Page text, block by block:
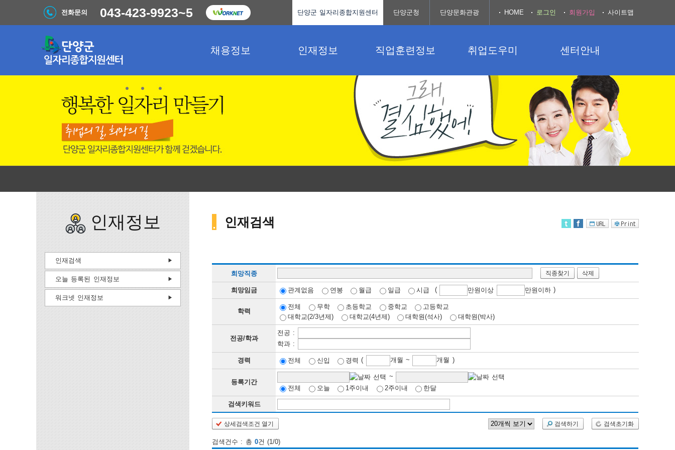
채용정보 인재정보 직업훈련정보 취업도우미 센터안내
전화문의 043-423-9923~5 단양군 일자리종합지원센터 단양군청 단양문화관광 HOME 로그인 회원가입 사이트맵
인재검색
희망직종 직종찾기 삭제
희망임금 관계없음 연봉 월급 일급 시급 ( 만원이상 만원이하 )
학력
전체 무학 초등학교 중학교
고등학교
대학교(2/3년제)
대학교(4년제) 대학원(석사) 대학원(박사)
전공/학과
전공 :
학과 :
경력 전체 신입 경력 ( 개월 ~ 개월 )
등록기간
~
전체
오늘 1주이내 2주이내 한달
검색키워드
상세검색조건 열기 검색하기 검색초기화
검색건수 : 총 0건 (1/0)
인재정보
인재검색
오늘 등록된 인재정보
워크넷 인재정보